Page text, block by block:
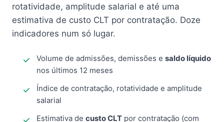
rotatividade, amplitude salarial e até uma
estimativa de custo CLT por contratação. Doze
indicadores num só lugar.
Volume de admissões, demissões e saldo líquido
nos últimos 12 meses
Índice de contratação, rotatividade e amplitude
salarial
Estimativa de custo CLT por contratação (com